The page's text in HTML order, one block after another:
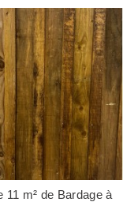
11 m² de Bardage à